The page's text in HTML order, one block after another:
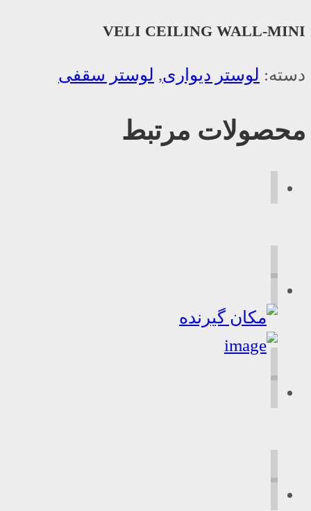
VELI CEILING WALL-MINI
دسته: لوستر دیواری, لوستر سقفی
محصولات مرتبط